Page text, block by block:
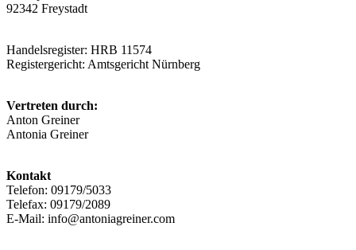
92342 Freystadt
Handelsregister: HRB 11574
Registergericht: Amtsgericht Nürnberg
Vertreten durch:
Anton Greiner
Antonia Greiner
Kontakt
Telefon: 09179/5033
Telefax: 09179/2089
E-Mail: info@antoniagreiner.com